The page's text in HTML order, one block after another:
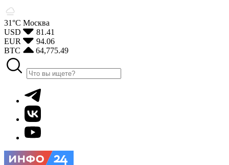
31°С Москва
USD
81.41
EUR
94.06
BTC
64,775.49